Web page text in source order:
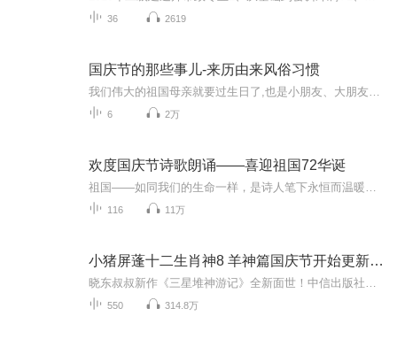
36 2619
国庆节的那些事儿-来历由来风俗习惯
6 2万
欢度国庆节诗歌朗诵——喜迎祖国72华诞
116 11万
小猪屏蓬十二生肖神8 羊神篇国庆节开始更新啦！
550 314.8万